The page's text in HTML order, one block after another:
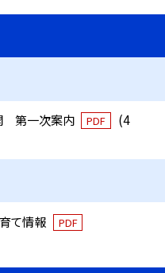
第一次案内 PDF
(4
育て情報 PDF